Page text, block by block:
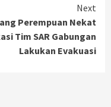
Next
Perempuan Nekat
Tim SAR Gabungan
Lakukan Evakuasi